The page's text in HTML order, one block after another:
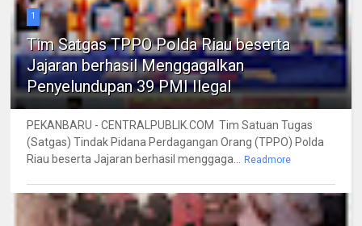
1
Tim Satgas TPPO Polda Riau beserta
Jajaran berhasil Menggagalkan
Penyelundupan 39 PMI Ilegal
PEKANBARU - CENTRALPUBLIK.COM Tim Satuan Tugas
(Satgas) Tindak Pidana Perdagangan Orang (TPPO) Polda
Riau beserta Jajaran berhasil menggaga...
Readmore